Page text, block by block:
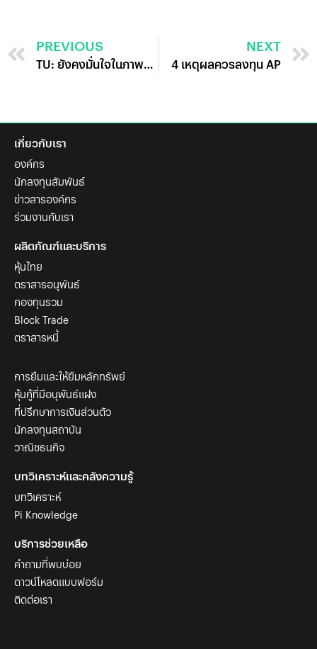
PREVIOUS
TU: ยังคงมั่นใจในภาพระยะยาว
NEXT
4 เหตุผลควรลงทุน AP
เกี่ยวกับเรา
องค์กร
นักลงทุนสัมพันธ์
ข่าวสารองค์กร
ร่วมงานกับเรา
ผลิตภัณฑ์และบริการ
หุ้นไทย
ตราสารอนุพันธ์
กองทุนรวม
Block Trade
ตราสารหนี้
การยืมและให้ยืมหลักทรัพย์
หุ้นกู้ที่มีอนุพันธ์แฝง
ที่ปรึกษาการเงินส่วนตัว
นักลงทุนสถาบัน
วาณิชธนกิจ
บทวิเคราะห์และคลังความรู้
บทวิเคราะห์
Pi Knowledge
บริการช่วยเหลือ
คำถามที่พบบ่อย
ดาวน์โหลดแบบฟอร์ม
ติดต่อเรา